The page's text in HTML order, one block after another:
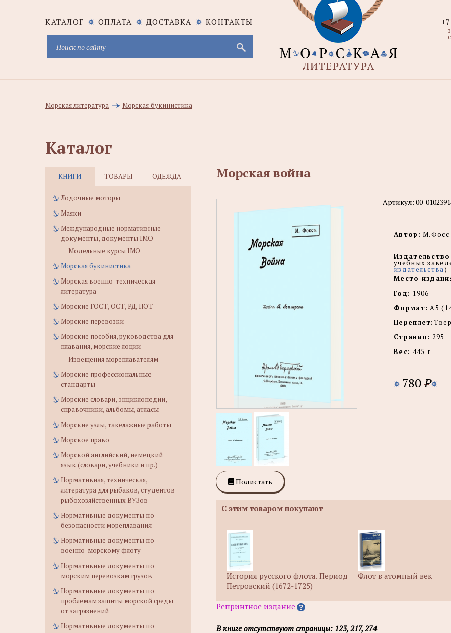
КАТАЛОГ ОПЛАТА ДОСТАВКА КОНТАКТЫ
Морская литература Морская букинистика
Каталог
КНИГИ ТОВАРЫ ОДЕЖДА
Лодочные моторы
Маяки
Международные нормативные
документы, документы IMO
Модельные курсы IMO
Морская букинистика
Морская военно-техническая
литература
Морские ГОСТ, ОСТ, РД, ПОТ
Морские перевозки
Морские пособия, руководства для
плавания, морские лоции
Извещения мореплавателям
Морские профессиональные
стандарты
Морские словари, энциклопедии,
справочники, альбомы, атласы
Морские узлы, такелажные работы
Морское право
Морской английский, немецкий
язык (словари, учебники и пр.)
Нормативная, техническая,
литература для рыбаков, студентов
рыбохозяйственных ВУЗов
Нормативные документы по
безопасности мореплавания
Нормативные документы по
военно-морскому флоту
Нормативные документы по
морским перевозкам грузов
Нормативные документы по
проблемам защиты морской среды
от загрязнений
Нормативные документы по
Морская война
Полистать
Артикул: 00-
Автор: М.Фосс
учебных
издательства)
Место
Год: 1906
Формат: А5
Переплет:
Страниц: 295
Вес: 445 г
780P
С этим товаром покупают
История русского флота. Период
Петровский (1672-1725)
Флот в атомный век
Репринтное издание
В книге отсутствуют страницы: 123, 217, 274